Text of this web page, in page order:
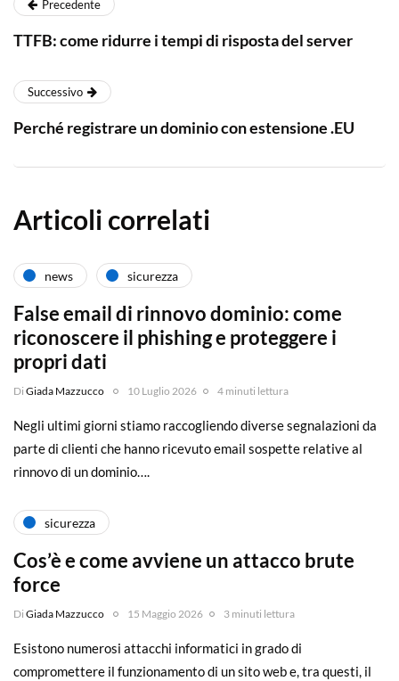
Precedente
TTFB: come ridurre i tempi di risposta del server
Successivo
Perché registrare un dominio con estensione .EU
Articoli correlati
news sicurezza
False email di rinnovo dominio: come
riconoscere il phishing e proteggere i
propri dati
Di Giada Mazzucco 10 Luglio 2026 4 minuti lettura
Negli ultimi giorni stiamo raccogliendo diverse segnalazioni da
parte di clienti che hanno ricevuto email sospette relative al
rinnovo di un dominio….
sicurezza
Cos’è e come avviene un attacco brute
force
Di Giada Mazzucco 15 Maggio 2026 3 minuti lettura
Esistono numerosi attacchi informatici in grado di
compromettere il funzionamento di un sito web e, tra questi, il